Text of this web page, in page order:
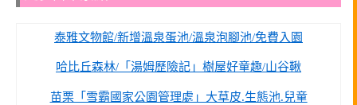
泰雅文物館/新增溫泉蛋池/溫泉泡腳池/免費入園
哈比丘森林/「湯姆歷險記」樹屋好童趣/山谷鞦
苗栗「雪霸國家公園管理處」大草皮.生態池.兒童